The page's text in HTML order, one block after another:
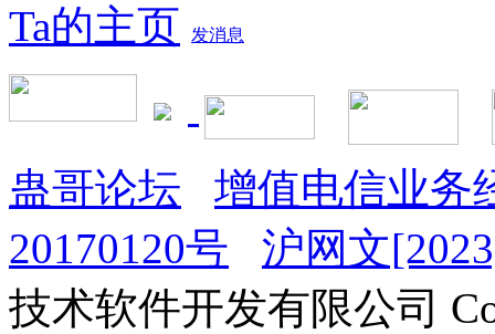
Ta的主页 发消息
蛊哥论坛
增值电信业务
20170120号
沪网文
技术软件开发有限公司